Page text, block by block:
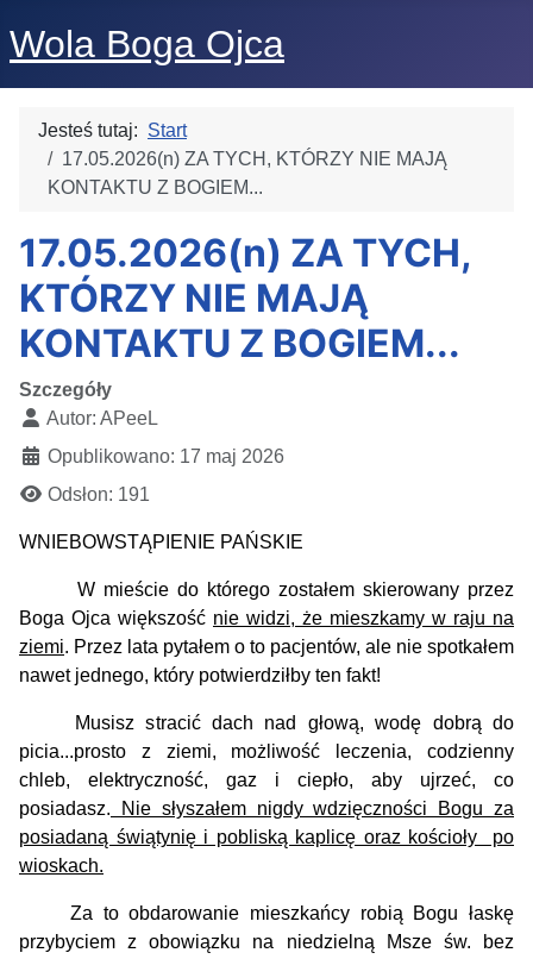
Wola Boga Ojca
Jesteś tutaj: Start
17.05.2026(n) ZA TYCH, KTÓRZY NIE MAJĄ
KONTAKTU Z BOGIEM...
17.05.2026(n) ZA TYCH,
KTÓRZY NIE MAJĄ
KONTAKTU Z BOGIEM...
Szczegóły
Autor: APeeL
Opublikowano: 17 maj 2026
Odsłon: 191
WNIEBOWSTĄPIENIE PAŃSKIE
W mieście do którego zostałem skierowany przez
Boga Ojca większość nie widzi, że mieszkamy w raju na
ziemi. Przez lata pytałem o to pacjentów, ale nie spotkałem
nawet jednego, który potwierdziłby ten fakt!
Musisz stracić dach nad głową, wodę dobrą do
picia...prosto z ziemi, możliwość leczenia, codzienny
chleb, elektryczność, gaz i ciepło, aby ujrzeć, co
posiadasz. Nie słyszałem nigdy wdzięczności Bogu za
posiadaną świątynię i pobliską kaplicę oraz kościoły po
wioskach.
Za to obdarowanie mieszkańcy robią Bogu łaskę
przybyciem z obowiązku na niedzielną Msze św. bez